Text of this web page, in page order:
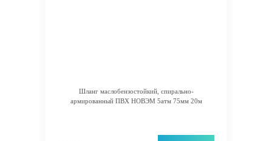
Шланг маслобензостойкий, спирально-
армированный ПВХ НОВЭМ 5атм 75мм 20м